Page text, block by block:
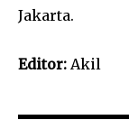
Jakarta.
Editor: Akil